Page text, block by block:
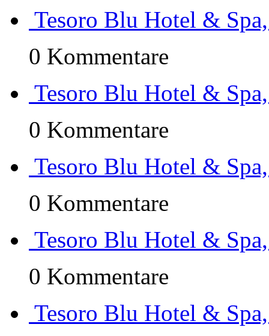
Tesoro Blu Hotel &
0 Kommentare
Tesoro Blu Hotel &
0 Kommentare
Tesoro Blu Hotel &
0 Kommentare
Tesoro Blu Hotel &
0 Kommentare
Tesoro Blu Hotel &